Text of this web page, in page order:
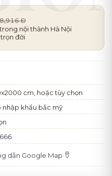
Đ
nội thành Hà Nội
đời
cm, hoặc tùy chọn
nhập khẩu bắc mỹ
dẫn Google Map